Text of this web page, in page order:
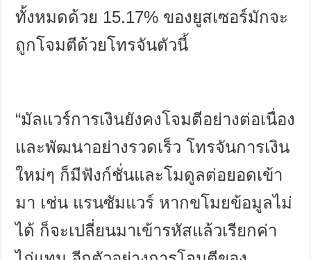
ทั้งหมดด้วย 15.17% ของยูสเซอร์มักจะ
ถูกโจมตีด้วยโทรจันตัวนี้
“มัลแวร์การเงินยังคงโจมตีอย่างต่อเนื่อง
และพัฒนาอย่างรวดเร็ว โทรจันการเงิน
ใหม่ๆ ก็มีฟังก์ชั่นและโมดูลต่อยอดเข้า
มา เช่น แรนซัมแวร์ หากขโมยข้อมูลไม่
ได้ ก็จะเปลี่ยนมาเข้ารหัสแล้วเรียกค่า